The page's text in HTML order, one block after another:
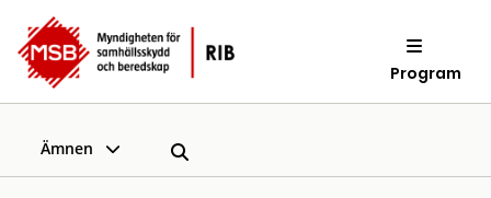
Program
Ämnen